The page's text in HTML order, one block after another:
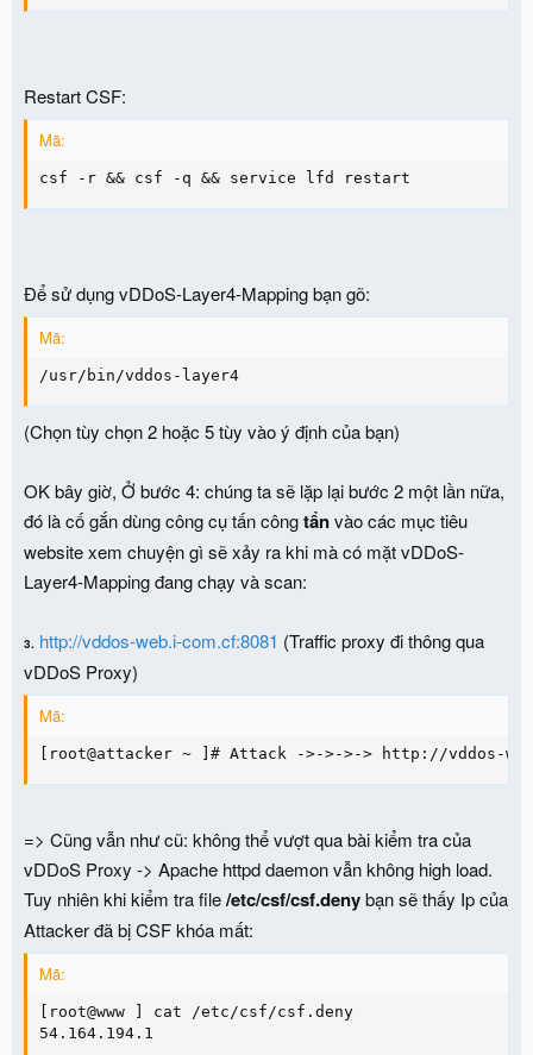
Restart CSF:
Mã:
Để sử dụng vDDoS-Layer4-Mapping bạn gõ:
Mã:
/usr/bin/vddos-layer4
(Chọn tùy chọn 2 hoặc 5 tùy vào ý định của bạn)
OK bây giờ, Ở bước 4:chúng ta sẽ lặp lại bước 2 một lần nữa,
đó là cố gắn dùng công cụ tấn côngtẩnvào các mục tiêu
website xem chuyện gì sẽ xảy ra khi mà có mặt vDDoS-
http://vddos-web.i-com.cf:8081
vDDoS Proxy)
Mã:
=> Cũng vẫn như cũ: không thể vượt qua bài kiểm tra của
vDDoS Proxy -> Apache httpd daemon vẫn không high load.
Tuy nhiên khi kiểm tra file/etc/csf/csf.deny
Attacker đã bị CSF khóa mất:
Mã: